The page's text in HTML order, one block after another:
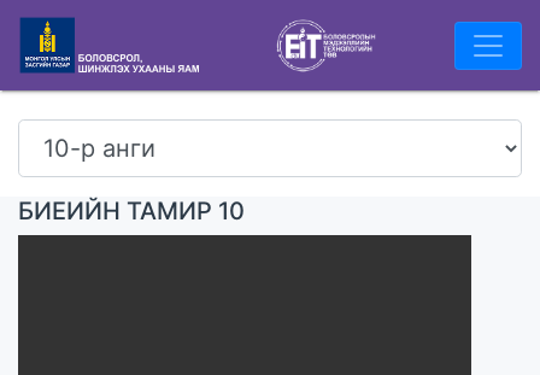
БИЕИЙН ТАМИР 10